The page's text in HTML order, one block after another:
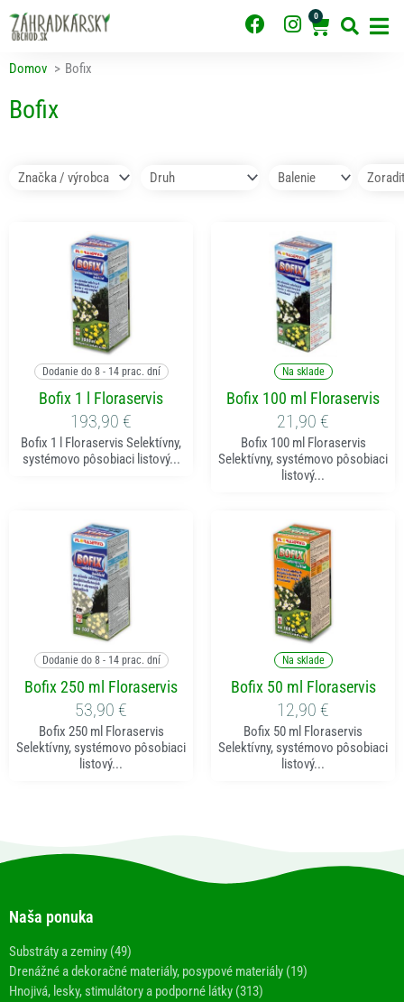
na
obsah
F
I
m
0
Cart
Domov Bofix
Bofix
Pridať do košíka
Dodanie do 8 - 14 prac. dní
Bofix 1 l Floraservis
193,90 €
Bofix 1 l Floraservis Selektívny,
systémovo pôsobiaci listový...
Pridať do košíka
Na sklade
Bofix 100 ml Floraservis
21,90 €
Bofix 100 ml Floraservis
Selektívny, systémovo pôsobiaci
listový...
Pridať do košíka
Dodanie do 8 - 14 prac. dní
Bofix 250 ml Floraservis
53,90 €
Bofix 250 ml Floraservis
Selektívny, systémovo pôsobiaci
listový...
Pridať do košíka
Na sklade
Bofix 50 ml Floraservis
12,90 €
Bofix 50 ml Floraservis
Selektívny, systémovo pôsobiaci
listový...
Naša ponuka
Substráty a zeminy (49)
Drenážné a dekoračné materiály, posypové materiály (19)
Hnojivá, lesky, stimulátory a podporné látky (313)